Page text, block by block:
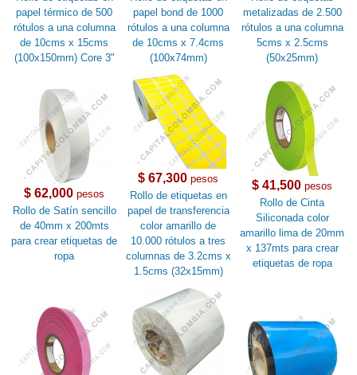
papel térmico de 500
rótulos a una columna
de 10cms x 15cms
(100x150mm) Core 3"
papel bond de 1000
rótulos a una columna
de 10cms x 7.4cms
(100x74mm)
metalizadas de 2.500
rótulos a una columna
5cms x 2.5cms
(50x25mm)
$ 62,000 pesos
Rollo de Satín sencillo
de 40mm x 200mts
para crear etiquetas de
ropa
$ 67,300 pesos
Rollo de etiquetas en
papel de transferencia
color amarillo de
10.000 rótulos a tres
columnas de 3.2cms x
1.5cms (32x15mm)
$ 41,500 pesos
Rollo de Cinta
Siliconada color
amarillo lima de 20mm
x 137mts para crear
etiquetas de ropa